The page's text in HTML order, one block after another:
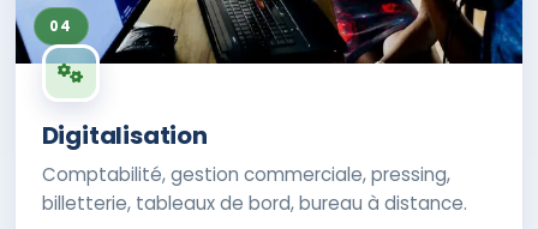
04
Digitalisation
Comptabilité, gestion commerciale, pressing,
billetterie, tableaux de bord, bureau à distance.